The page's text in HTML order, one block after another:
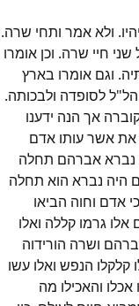
ולא אמר ותחי שרה.
חיי שרה. וכן אומרו
וגם אומרו בארץ
לסופדה ולבכותה.
אך הנה ידענו
אשר עותו אדם
נברא אברהם תחלה
היה נברא הוא תחלה
אדם וחוה הביאו
גרמו קללה ואלו
ושרה הורידוה
הנפש ואלו עשו
והאכילו מה